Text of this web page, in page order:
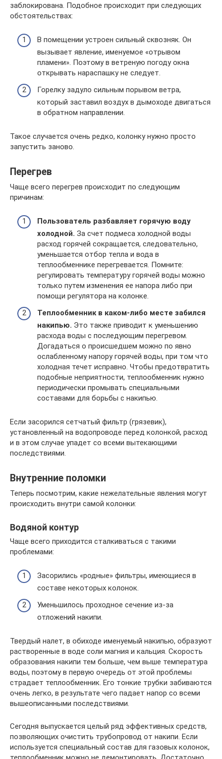
заблокирована. Подобное происходит при следующих
обстоятельствах:
В помещении устроен сильный сквозняк. Он
вызывает явление, именуемое «отрывом
пламени». Поэтому в ветреную погоду окна
открывать нараспашку не следует.
Горелку задуло сильным порывом ветра,
который заставил воздух в дымоходе двигаться
в обратном направлении.
Такое случается очень редко, колонку нужно просто
запустить заново.
Перегрев
Чаще всего перегрев происходит по следующим
причинам:
Пользователь разбавляет горячую воду
холодной. За счет подмеса холодной воды
расход горячей сокращается, следовательно,
уменьшается отбор тепла и вода в
теплообменнике перегревается. Помните:
регулировать температуру горячей воды можно
только путем изменения ее напора либо при
помощи регулятора на колонке.
Теплообменник в каком-либо месте забился
накипью. Это также приводит к уменьшению
расхода воды с последующим перегревом.
Догадаться о происшедшем можно по явно
ослабленному напору горячей воды, при том что
холодная течет исправно. Чтобы предотвратить
подобные неприятности, теплообменник нужно
периодически промывать специальными
составами для борьбы с накипью.
Если засорился сетчатый фильтр (грязевик),
установленный на водопроводе перед колонкой, расход
и в этом случае упадет со всеми вытекающими
последствиями.
Внутренние поломки
Теперь посмотрим, какие нежелательные явления могут
происходить внутри самой колонки:
Водяной контур
Чаще всего приходится сталкиваться с такими
проблемами:
Засорились «родные» фильтры, имеющиеся в
составе некоторых колонок.
Уменьшилось проходное сечение из-за
отложений накипи.
Твердый налет, в обиходе именуемый накипью, образуют
растворенные в воде соли магния и кальция. Скорость
образования накипи тем больше, чем выше температура
воды, поэтому в первую очередь от этой проблемы
страдает теплообменник. Его тонкие трубки забиваются
очень легко, в результате чего падает напор со всеми
вышеописанными последствиями.
Сегодня выпускается целый ряд эффективных средств,
позволяющих очистить трубопровод от накипи. Если
используется специальный состав для газовых колонок,